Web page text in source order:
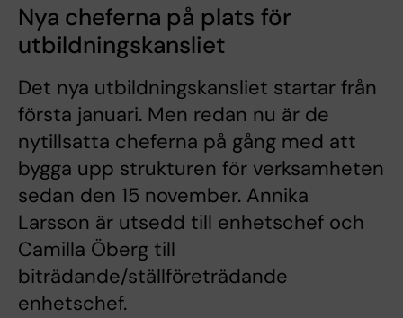
Nya cheferna på plats för
utbildningskansliet
Det nya utbildningskansliet startar från
första januari. Men redan nu är de
nytillsatta cheferna på gång med att
bygga upp strukturen för verksamheten
sedan den 15 november. Annika
Larsson är utsedd till enhetschef och
Camilla Öberg till
biträdande/ställföreträdande
enhetschef.